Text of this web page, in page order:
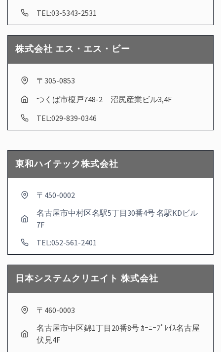
TEL:03-5343-2531
株式会社 エス・エス・ビー
〒305-0853
つくば市榎戸748-2 沼尻産業ビル3,4F
TEL:029-839-0346
東和ハイテック株式会社
〒450-0002
名古屋市中村区名駅5丁目30番4号 名駅KDビル
7F
TEL:052-561-2401
日本システムクリエイト 株式会社
〒460-0003
名古屋市中区錦1丁目20番8号 ｶｰﾆｰﾌﾟﾚｲｽ名古屋
伏見4F